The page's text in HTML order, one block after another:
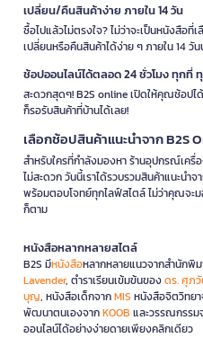
เปลี่ยน/คืนสินค้าง่าย ภายใน 14 วัน
ซื้อไปแล้วไม่ตรงใจ? ไม่ว่าจะเป็นหนังสื
เปลี่ยนหรือคืนสินค้าได้ง่าย ๆ ภายใน 14 วั
ช้อปออนไลน์ได้ตลอด 24 ชั่วโมง ทุกที่ ทุ
สะดวกสุดๆ! B2S online เปิดให้คุณช้อป
ก็รอรับสินค้าที่บ้านได้เลย!
เลือกช้อปสินค้าแนะนำจาก B2S
สำหรับใครที่กำลังมองหา ร้านอุปกรณ์เครื่
ไม่สะดวก วันนี้เราได้รวบรวมสินค้าแนะนำ
พร้อมตอบโจทย์ทุกไลฟ์สไตล์ ไม่ว่าคุณจะ
ก็ตาม
หนังสือหลากหลายสไตล์
B2S มีหนังสือหลากหลายแนวจากสำนักพิ
Lavender, ตำราเรียนเข้มข้นของดร. ศุภ
บุญ, หนังสือเด็กจากMIS หนังสือจิตวิทยา
พัฒนาตนเองจากKOOB และวรรณกรรม
ออนไลน์ได้อย่างง่ายดายเพียงคลิกเดียว